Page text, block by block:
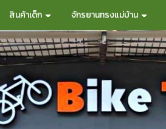
สินค้าเด็ก จักรยานทรงแม่บ้าน